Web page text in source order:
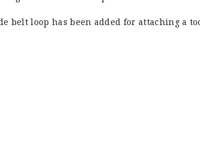
belt loop has been added for attaching a